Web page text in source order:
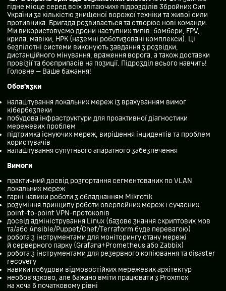
гідне місце серед всіх «літаючих» підрозділів Збройних Сил
України за кількістю знищеної ворожої техніки та живої сили
противника. Бригада розвивається та створює нові команди.
Ми використовуємо дрони наступних типів: бомбери, FPV,
крила, мавіки, НРК (наземні роботизовані комплекси). Ці
безпілотні системи виконують завдання з розвідки,
дистанційного мінування, враження ворога, а також доставки
провізії та боєприпасів на позиції. Підрозділ всього навчить!
Головне — Ваше бажання!
Обов’язки
налаштування локальних мереж із врахуванням вимог
кібербезпеки
побудова інфраструктури для проактивної діагностики
мережевих проблем
підтримка існуючих мереж, вирішення інцидентів та проблем
користувачів
налаштування супутнього апаратного забезпечення
Вимоги
практичний досвід розгортання сегментованих по VLAN
локальних мереж
гарні навики роботи з обладнанням Mikrotik
розуміння принципу роботи оверлейних мереж і сучасних
point-to-point VPN-протоколів
досвід адміністрування Linux (базове знання скриптових мов
та/або Ansible/Puppet/Chef/Terraform буде перевагою)
робота з інструментами для моніторингу стану мережі
й серверного парку (Grafana+Prometheus або Zabbix)
робота з інструментами для резервного копіювання та disaster
recovery
навики побудови відмовостійких мережевих архітектур
необов’язково, але бажано вміти працювати з Proxmox
на хоча б початковому рівні